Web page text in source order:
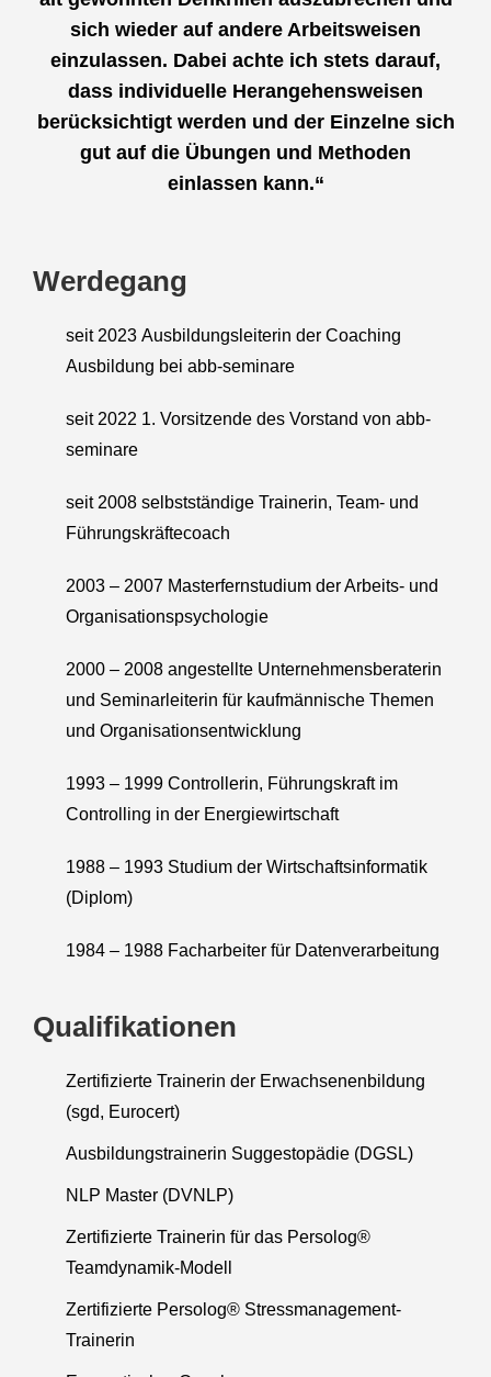
sich wieder auf andere Arbeitsweisen
einzulassen. Dabei achte ich stets darauf,
dass individuelle Herangehensweisen
berücksichtigt werden und der Einzelne sich
gut auf die Übungen und Methoden
einlassen kann.“
Werdegang
seit 2023 Ausbildungsleiterin der Coaching
Ausbildung bei abb-seminare
seit 2022 1. Vorsitzende des Vorstand von abb-
seminare
seit 2008 selbstständige Trainerin, Team- und
Führungskräftecoach
2003 – 2007 Masterfernstudium der Arbeits- und
Organisationspsychologie
2000 – 2008 angestellte Unternehmensberaterin
und Seminarleiterin für kaufmännische Themen
und Organisationsentwicklung
1993 – 1999 Controllerin, Führungskraft im
Controlling in der Energiewirtschaft
1988 – 1993 Studium der Wirtschaftsinformatik
(Diplom)
1984 – 1988 Facharbeiter für Datenverarbeitung
Qualifikationen
Zertifizierte Trainerin der Erwachsenenbildung
(sgd, Eurocert)
Ausbildungstrainerin Suggestopädie (DGSL)
NLP Master (DVNLP)
Zertifizierte Trainerin für das Persolog®
Teamdynamik-Modell
Zertifizierte Persolog® Stressmanagement-
Trainerin